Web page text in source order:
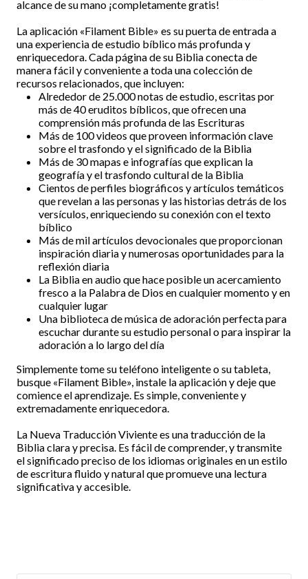
alcance de su mano ¡completamente gratis!
La aplicación «Filament Bible» es su puerta de entrada a
una experiencia de estudio bíblico más profunda y
enriquecedora. Cada página de su Biblia conecta de
manera fácil y conveniente a toda una colección de
recursos relacionados, que incluyen:
Alrededor de 25.000 notas de estudio, escritas por
más de 40 eruditos bíblicos, que ofrecen una
comprensión más profunda de las Escrituras
Más de 100 videos que proveen información clave
sobre el trasfondo y el significado de la Biblia
Más de 30 mapas e infografías que explican la
geografía y el trasfondo cultural de la Biblia
Cientos de perfiles biográficos y artículos temáticos
que revelan a las personas y las historias detrás de los
versículos, enriqueciendo su conexión con el texto
bíblico
Más de mil artículos devocionales que proporcionan
inspiración diaria y numerosas oportunidades para la
reflexión diaria
La Biblia en audio que hace posible un acercamiento
fresco a la Palabra de Dios en cualquier momento y en
cualquier lugar
Una biblioteca de música de adoración perfecta para
escuchar durante su estudio personal o para inspirar la
adoración a lo largo del día
Simplemente tome su teléfono inteligente o su tableta,
busque «Filament Bible», instale la aplicación y deje que
comience el aprendizaje. Es simple, conveniente y
extremadamente enriquecedora.
La Nueva Traducción Viviente es una traducción de la
Biblia clara y precisa. Es fácil de comprender, y transmite
el significado preciso de los idiomas originales en un estilo
de escritura fluido y natural que promueve una lectura
significativa y accesible.